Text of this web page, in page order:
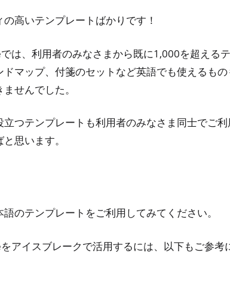
の高いテンプレートばかりです！
は、利用者のみなさまから既に1,000を超える
ドマップ、付箋のセットなど英語でも使えるも
せんでした。
立つテンプレートも利用者のみなさま同士でご
思います。
語のテンプレートをご利用してみてください。
アイスブレークで活用するには、以下もご参考